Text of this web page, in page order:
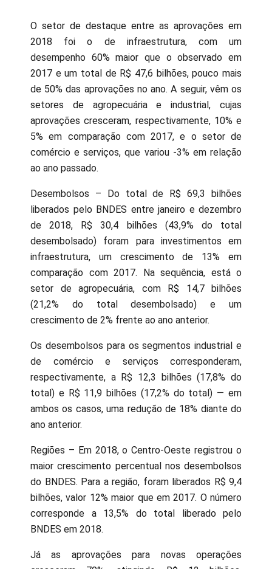
O setor de destaque entre as aprovações em
2018 foi o de infraestrutura, com um
desempenho 60% maior que o observado em
2017 e um total de R$ 47,6 bilhões, pouco mais
de 50% das aprovações no ano. A seguir, vêm os
setores de agropecuária e industrial, cujas
aprovações cresceram, respectivamente, 10% e
5% em comparação com 2017, e o setor de
comércio e serviços, que variou -3% em relação
ao ano passado.
Desembolsos – Do total de R$ 69,3 bilhões
liberados pelo BNDES entre janeiro e dezembro
de 2018, R$ 30,4 bilhões (43,9% do total
desembolsado) foram para investimentos em
infraestrutura, um crescimento de 13% em
comparação com 2017. Na sequência, está o
setor de agropecuária, com R$ 14,7 bilhões
(21,2% do total desembolsado) e um
crescimento de 2% frente ao ano anterior.
Os desembolsos para os segmentos industrial e
de comércio e serviços corresponderam,
respectivamente, a R$ 12,3 bilhões (17,8% do
total) e R$ 11,9 bilhões (17,2% do total) — em
ambos os casos, uma redução de 18% diante do
ano anterior.
Regiões – Em 2018, o Centro-Oeste registrou o
maior crescimento percentual nos desembolsos
do BNDES. Para a região, foram liberados R$ 9,4
bilhões, valor 12% maior que em 2017. O número
corresponde a 13,5% do total liberado pelo
BNDES em 2018.
Já as aprovações para novas operações